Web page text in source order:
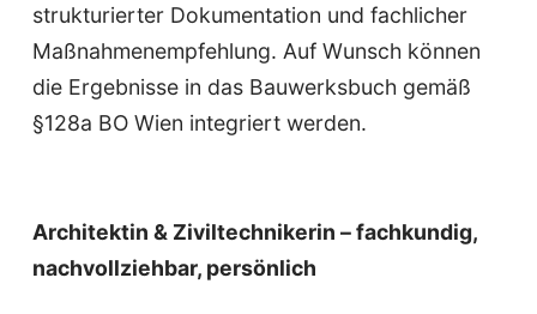
strukturierter Dokumentation und fachlicher
Maßnahmenempfehlung. Auf Wunsch können
die Ergebnisse in das Bauwerksbuch gemäß
§128a BO Wien integriert werden.
Architektin & Ziviltechnikerin – fachkundig,
nachvollziehbar, persönlich